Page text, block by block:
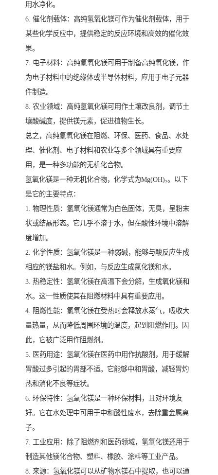
用水净化。
6. 催化剂载体：高纯氢氧化镁可作为催化剂载体，用于
某些化学反应中，提供稳定的反应环境和高效的催化效
果。
7. 电子材料：高纯氢氧化镁可用于制备高纯氧化镁，作
为电子材料中的绝缘体或半导体材料，应用于电子元器
件制造。
8. 农业领域：高纯氢氧化镁可用作土壤改良剂，调节土
壤酸碱度，提供镁元素，促进植物生长。
总之，高纯氢氧化镁在阻燃、环保、医药、食品、水处
理、催化剂、电子材料和农业等多个领域具有重要应
用，是一种多功能的无机化合物。
氢氧化镁是一种无机化合物，化学式为Mg(OH)₂。以下
是它的主要特点：
1. 物理性质：氢氧化镁通常为白色固体，无臭，呈粉末
状或结晶形态。它几乎不溶于水，但在酸性环境中溶解
度增加。
2. 化学性质：氢氧化镁是一种弱碱，能够与酸反应生成
相应的镁盐和水。例如，与反应生成氯化镁和水。
3. 热稳定性：氢氧化镁在高温下会分解，生成氧化镁和
水。这一性质使其在阻燃材料中具有重要应用。
4. 阻燃性能：氢氧化镁在受热时会释放水蒸气，吸收大
量热量，从而降低周围环境的温度，起到阻燃作用。因
此，它被广泛用作阻燃剂。
5. 医药用途：氢氧化镁在医药中用作抗酸剂，用于缓解
胃酸过多引起的胃部不适。它能够中和胃酸，减轻胃灼
热和消化不良等症状。
6. 环保特性：氢氧化镁是一种环保材料，且对环境友
好。它在水处理中可用于中和酸性废水，去除重金属离
子。
7. 工业应用：除了阻燃剂和医药领域，氢氧化镁还用于
制造其他镁化合物、塑料、橡胶、涂料等工业产品。
8. 来源：氢氧化镁可以从矿物水镁石中提取，也可以通